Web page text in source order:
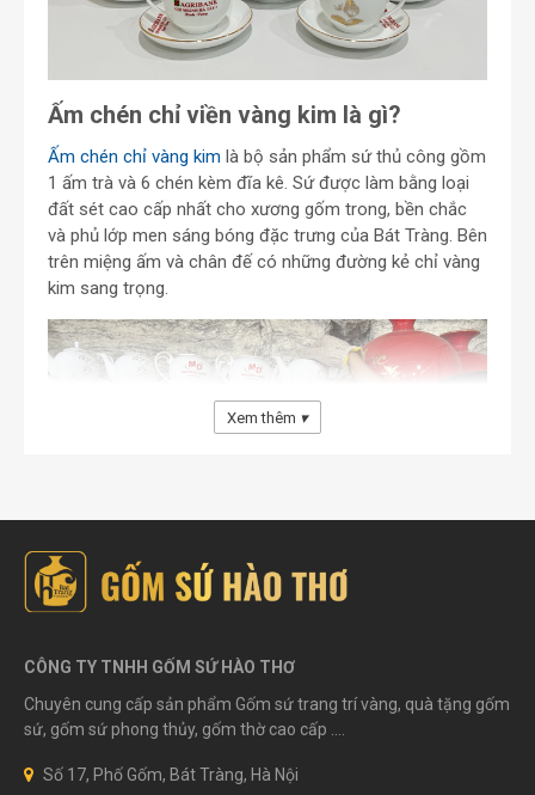
Ấm chén chỉ viền vàng kim là gì?
Ấm chén chỉ vàng kim là bộ sản phẩm sứ thủ công gồm
1 ấm trà và 6 chén kèm đĩa kê. Sứ được làm bằng loại
đất sét cao cấp nhất cho xương gốm trong, bền chắc
và phủ lớp men sáng bóng đặc trưng của Bát Tràng. Bên
trên miệng ấm và chân đế có những đường kẻ chỉ vàng
kim sang trọng.
toàn bằng tay
Sau khi tạo hình, ấm và chén sẽ được đun nóng ở nhiệt
độ 1300 độ C. Khi nung ở nhiệt độ cao này, dư lượng chì
sẽ được khử hoàn toàn, không còn độc tố, an toàn cho
người dùng, cho lớp vỏ sáng bóng, cứng chắc rất đẹp.
Xem thêm ▾
CÔNG TY TNHH GỐM SỨ HÀO THƠ
Chuyên cung cấp sản phẩm Gốm sứ trang trí vàng, quà tặng gốm
sứ, gốm sứ phong thủy, gốm thờ cao cấp ....
Số 17, Phố Gốm, Bát Tràng, Hà Nội